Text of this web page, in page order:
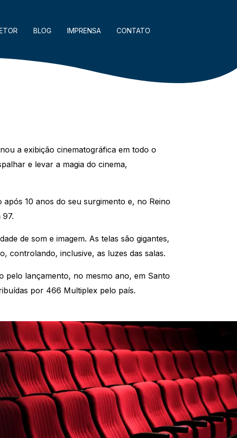
BLOG IMPRENSA CONTATO
a exibição cinematográfica em todo o
e levar a magia do cinema,
10 anos do seu surgimento e, no Reino
de som e imagem. As telas são gigantes,
controlando, inclusive, as luzes das salas.
pelo lançamento, no mesmo ano, em Santo
por 466 Multiplex pelo país.